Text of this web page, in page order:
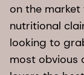
on the
nutritional
looking to
most obvious